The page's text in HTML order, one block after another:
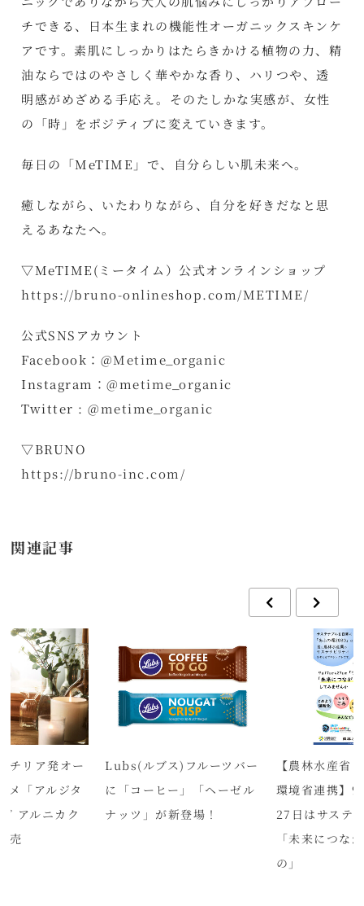
チできる、日本生まれの機能性オーガニックスキンケ
アです。素肌にしっかりはたらきかける植物の力、精
油ならではのやさしく華やかな香り、ハリつや、透
明感がめざめる手応え。そのたしかな実感が、女性
の「時」をポジティブに変えていきます。
毎日の「MeTIME」で、自分らしい肌未来へ。
癒しながら、いたわりながら、自分を好きだなと思
えるあなたへ。
▽MeTIME(ミータイム）公式オンラインショップ
https://bruno-onlineshop.com/METIME/
公式SNSアカウント
Facebook：@Metime_organic
Instagram：@metime_organic
Twitter : @metime_organic
▽BRUNO
https://bruno-inc.com/
関連記事
チリア発オー
メ「アルジタ
アルニカク
売
Lubs(ルブス)フルーツバー
に「コーヒー」「ヘーゼル
ナッツ」が新登場！
【農林水産省
環境省連携】9
27日はサステ
「未来につな
の」